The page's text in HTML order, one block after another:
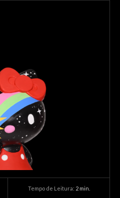
Tempo de Leitura: 2min.